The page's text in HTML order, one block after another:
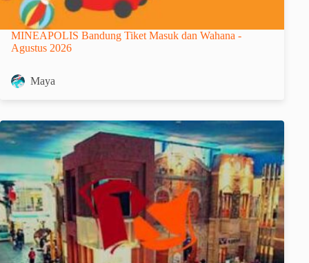
MINEAPOLIS Bandung Tiket Masuk dan Wahana -
Agustus 2026
Maya